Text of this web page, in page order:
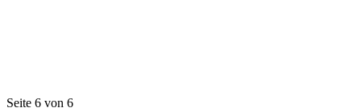
Seite 6 von 6